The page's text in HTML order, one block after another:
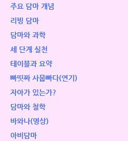
주요 담마 개념
리빙 담마
담마와 과학
세 단계 실천
테이블과 요약
빠띳짜 사뭅빠다(연기)
자아가 있는가?
담마와 철학
바와나(명상)
아비담마